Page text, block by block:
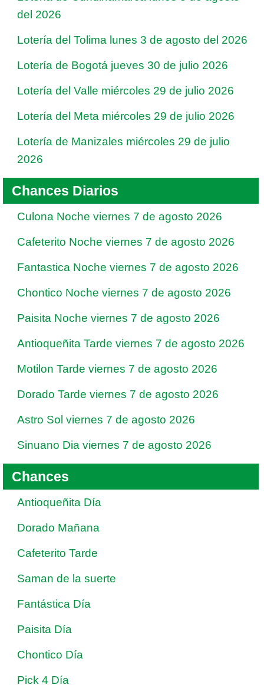
del 2026
Lotería del Tolima lunes 3 de agosto del 2026
Lotería de Bogotá jueves 30 de julio 2026
Lotería del Valle miércoles 29 de julio 2026
Lotería del Meta miércoles 29 de julio 2026
Lotería de Manizales miércoles 29 de julio
2026
Chances Diarios
Culona Noche viernes 7 de agosto 2026
Cafeterito Noche viernes 7 de agosto 2026
Fantastica Noche viernes 7 de agosto 2026
Chontico Noche viernes 7 de agosto 2026
Paisita Noche viernes 7 de agosto 2026
Antioqueñita Tarde viernes 7 de agosto 2026
Motilon Tarde viernes 7 de agosto 2026
Dorado Tarde viernes 7 de agosto 2026
Astro Sol viernes 7 de agosto 2026
Sinuano Dia viernes 7 de agosto 2026
Chances
Antioqueñita Día
Dorado Mañana
Cafeterito Tarde
Saman de la suerte
Fantástica Día
Paisita Día
Chontico Día
Pick 4 Día